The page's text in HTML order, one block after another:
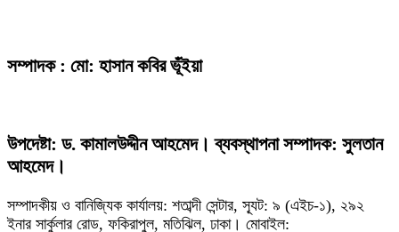
সম্পাদক : মো: হাসান কবির ভূঁইয়া
উপদেষ্টা: ড. কামালউদ্দীন আহমেদ। ব্যবস্থাপনা সম্পাদক: সুলতান
আহমেদ।
সম্পাদকীয় ও বানিজ্যিক কার্যালয়: শতাব্দী সেন্টার, স্যূট: ৯ (এইচ-১), ২৯২
ইনার সার্কুলার রোড, ফকিরাপুল, মতিঝিল, ঢাকা। মোবাইল: